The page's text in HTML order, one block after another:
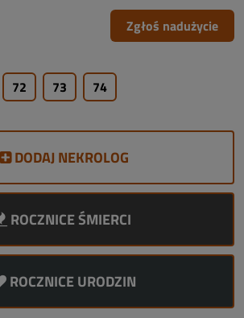
Zgłoś nadużycie
72 73 74
DODAJ NEKROLOG
ROCZNICE ŚMIERCI
ROCZNICE URODZIN